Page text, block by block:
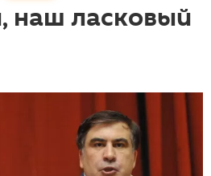
наш ласковый